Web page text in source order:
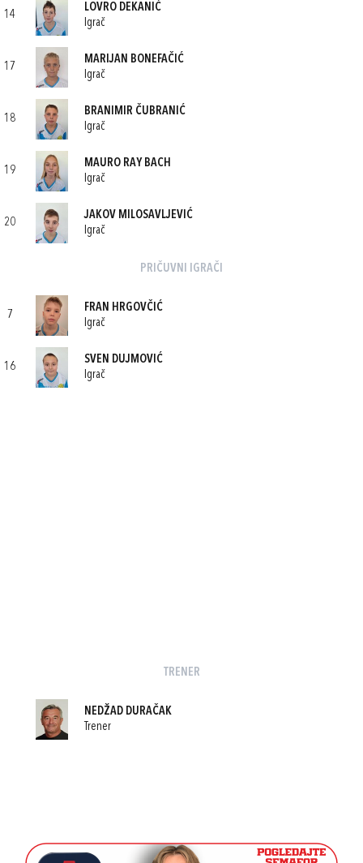
14
LOVRO DEKANIĆ
Igrač
17
MARIJAN BONEFAČIĆ
Igrač
18
BRANIMIR ČUBRANIĆ
Igrač
19
MAURO RAY BACH
Igrač
20
JAKOV MILOSAVLJEVIĆ
Igrač
PRIČUVNI IGRAČI
7
FRAN HRGOVČIĆ
Igrač
16
SVEN DUJMOVIĆ
Igrač
TRENER
NEDŽAD DURAČAK
Trener